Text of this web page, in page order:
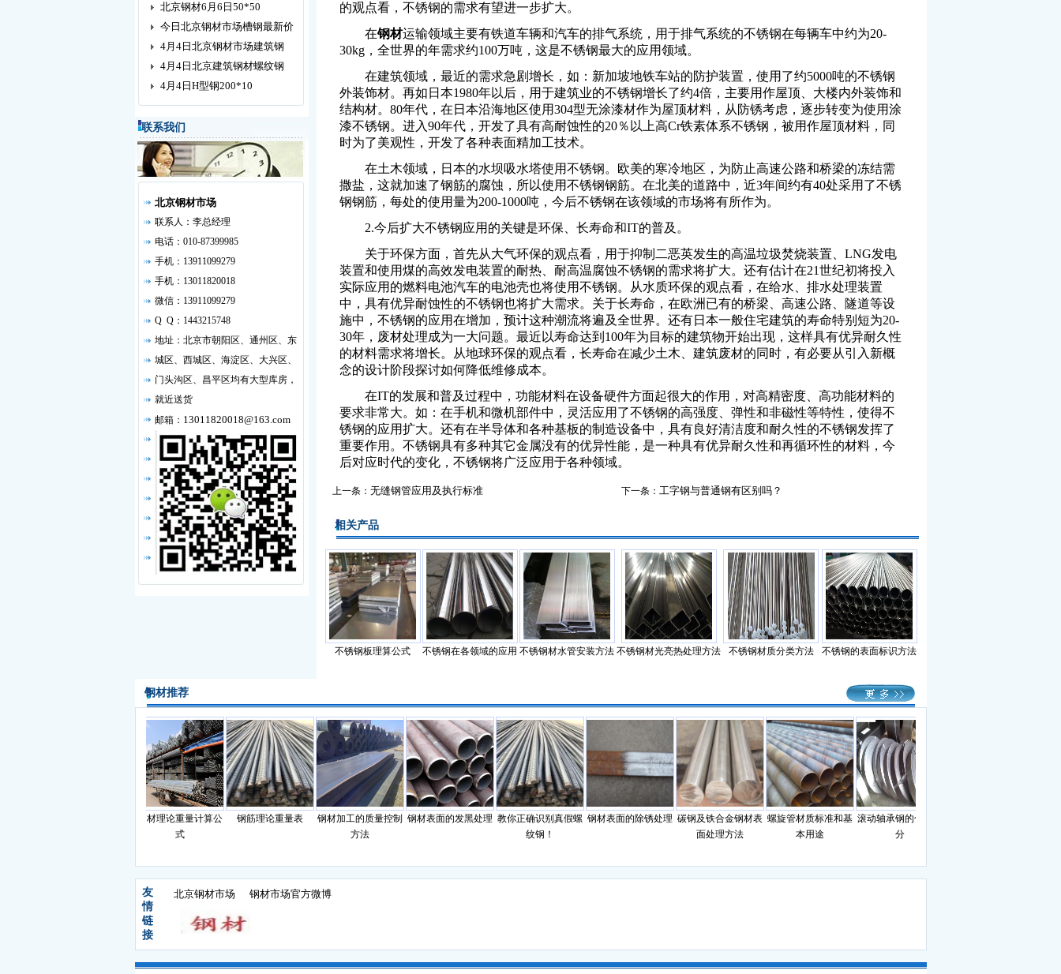
北京钢材6月6日50*50
今日北京钢材市场槽钢最新价
4月4日北京钢材市场建筑钢
4月4日北京建筑钢材螺纹钢
4月4日H型钢200*10
联系我们
北京钢材市场
联系人：李总经理
电话：010-87399985
手机：13911099279
手机：13011820018
微信：13911099279
Q Q：1443215748
地址：北京市朝阳区、通州区、东
城区、西城区、海淀区、大兴区、
门头沟区、昌平区均有大型库房，
就近送货
邮箱： 13011820018@163.com
的观点看，不锈钢的需求有望进一步扩大。
在钢材运输领域主要有铁道车辆和汽车的排气系统，用于排气系统的不锈钢在每辆车中约为20-
30kg，全世界的年需求约100万吨，这是不锈钢最大的应用领域。
在建筑领域，最近的需求急剧增长，如：新加坡地铁车站的防护装置，使用了约5000吨的不锈钢
外装饰材。再如日本1980年以后，用于建筑业的不锈钢增长了约4倍，主要用作屋顶、大楼内外装饰和
结构材。80年代，在日本沿海地区使用304型无涂漆材作为屋顶材料，从防锈考虑，逐步转变为使用涂
漆不锈钢。进入90年代，开发了具有高耐蚀性的20％以上高Cr铁素体系不锈钢，被用作屋顶材料，同
时为了美观性，开发了各种表面精加工技术。
在土木领域，日本的水坝吸水塔使用不锈钢。欧美的寒冷地区，为防止高速公路和桥梁的冻结需
撒盐，这就加速了钢筋的腐蚀，所以使用不锈钢钢筋。在北美的道路中，近3年间约有40处采用了不锈
钢钢筋，每处的使用量为200-1000吨，今后不锈钢在该领域的市场将有所作为。
2.今后扩大不锈钢应用的关键是环保、长寿命和IT的普及。
关于环保方面，首先从大气环保的观点看，用于抑制二恶英发生的高温垃圾焚烧装置、LNG发电
装置和使用煤的高效发电装置的耐热、耐高温腐蚀不锈钢的需求将扩大。还有估计在21世纪初将投入
实际应用的燃料电池汽车的电池壳也将使用不锈钢。从水质环保的观点看，在给水、排水处理装置
中，具有优异耐蚀性的不锈钢也将扩大需求。关于长寿命，在欧洲已有的桥梁、高速公路、隧道等设
施中，不锈钢的应用在增加，预计这种潮流将遍及全世界。还有日本一般住宅建筑的寿命特别短为20-
30年，废材处理成为一大问题。最近以寿命达到100年为目标的建筑物开始出现，这样具有优异耐久性
的材料需求将增长。从地球环保的观点看，长寿命在减少土木、建筑废材的同时，有必要从引入新概
念的设计阶段探讨如何降低维修成本。
在IT的发展和普及过程中，功能材料在设备硬件方面起很大的作用，对高精密度、高功能材料的
要求非常大。如：在手机和微机部件中，灵活应用了不锈钢的高强度、弹性和非磁性等特性，使得不
锈钢的应用扩大。还有在半导体和各种基板的制造设备中，具有良好清洁度和耐久性的不锈钢发挥了
重要作用。不锈钢具有多种其它金属没有的优异性能，是一种具有优异耐久性和再循环性的材料，今
后对应时代的变化，不锈钢将广泛应用于各种领域。
上一条： 无缝钢管应用及执行标准 下一条： 工字钢与普通钢有区别吗？
相关产品
不锈钢板理算公式 不锈钢在各领域的应用 不锈钢材水管安装方法 不锈钢材光亮热处理方法 不锈钢材质分类方法 不锈钢的表面标识方法
钢材推荐
钢材理论重量计算公
钢筋理论重量表
钢材加工的质量控制
方法
钢材表面的发黑处理 教你正确识别真假螺
纹钢！
钢材表面的除锈处理 碳钢及铁合金钢材表
面处理方法
螺旋管材质标准和基
本用途
滚动轴承钢的化学成
友
情
链
接
北京钢材市场 钢材市场官方微博